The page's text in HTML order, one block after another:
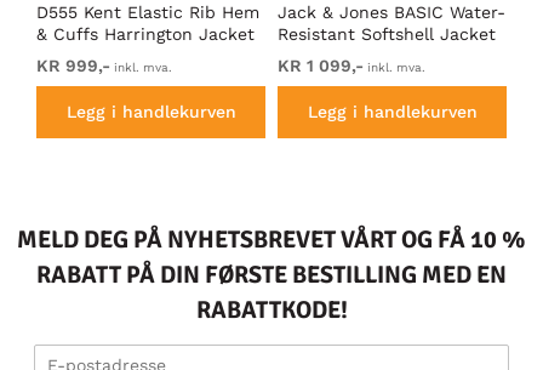
D555 Kent Elastic Rib Hem
& Cuffs Harrington Jacket
Black
KR 999,- inkl. mva.
Legg i handlekurven
Jack & Jones BASIC Water-
Resistant Softshell Jacket
Black
KR 1 099,- inkl. mva.
Legg i handlekurven
MELD DEG PÅ NYHETSBREVET VÅRT OG FÅ 10 %
RABATT PÅ DIN FØRSTE BESTILLING MED EN
RABATTKODE!